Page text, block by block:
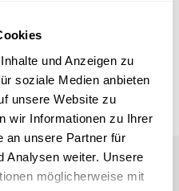
und Anzeigen zu
soziale Medien anbieten
unsere Website zu
wir Informationen zu Ihrer
an unsere Partner für
Analysen weiter. Unsere
möglicherweise mit
Unterschied